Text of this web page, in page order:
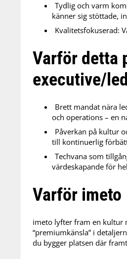
Tydlig och varm
känner sig stöttade,
Kvalitetsfokuserad:
Varför detta
executive/
Brett mandat nära
och operations – en
Påverkan på kultur
till kontinuerlig
Techvana som
värdeskapande för
Varför imeto
imeto lyfter fram en kultur
“premiumkänsla” i
du bygger platsen där